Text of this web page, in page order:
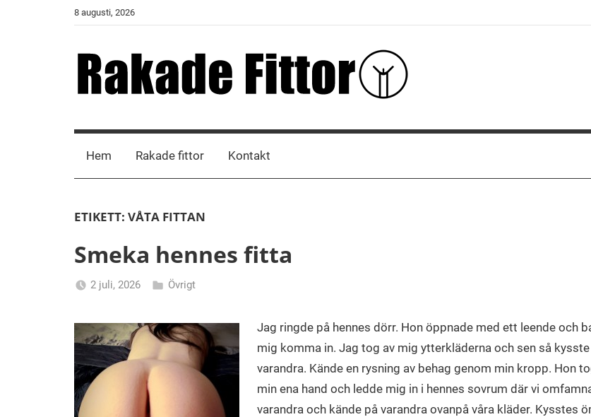
8 augusti, 2026
Rakade
Fittor
Hem Rakade fittor Kontakt
ETIKETT: VÅTA FITTAN
Smeka hennes fitta
2 juli, 2026
Övrigt
Jag ringde på hennes dörr. Hon öppnade med ett leende och
mig komma in. Jag tog av mig ytterkläderna och sen så kysste
varandra. Kände en rysning av behag genom min kropp. Hon
min ena hand och ledde mig in i hennes sovrum där vi
varandra och kände på varandra ovanpå våra kläder. Kysstes